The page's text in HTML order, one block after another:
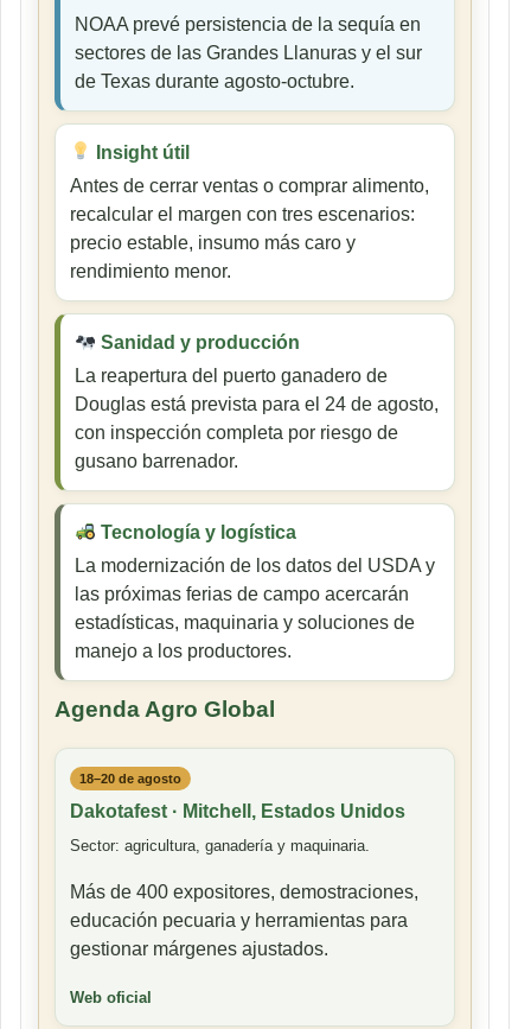
NOAA prevé persistencia de la sequía en
sectores de las Grandes Llanuras y el sur
de Texas durante agosto-octubre.
Insight útil
Antes de cerrar ventas o comprar alimento,
recalcular el margen con tres escenarios:
precio estable, insumo más caro y
rendimiento menor.
Sanidad y producción
La reapertura del puerto ganadero de
Douglas está prevista para el 24 de agosto,
con inspección completa por riesgo de
gusano barrenador.
Tecnología y logística
La modernización de los datos del USDA y
las próximas ferias de campo acercarán
estadísticas, maquinaria y soluciones de
manejo a los productores.
Agenda Agro Global
18–20 de agosto
Dakotafest · Mitchell, Estados Unidos
Sector: agricultura, ganadería y maquinaria.
Más de 400 expositores, demostraciones,
educación pecuaria y herramientas para
gestionar márgenes ajustados.
Web oficial